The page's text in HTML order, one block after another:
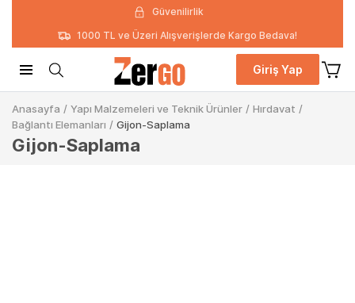
Güvenilirlik
1000 TL ve Üzeri Alışverişlerde Kargo Bedava!
Giriş Yap
Anasayfa / Yapı Malzemeleri ve Teknik Ürünler / Hırdavat /
Bağlantı Elemanları / Gijon-Saplama
Gijon-Saplama